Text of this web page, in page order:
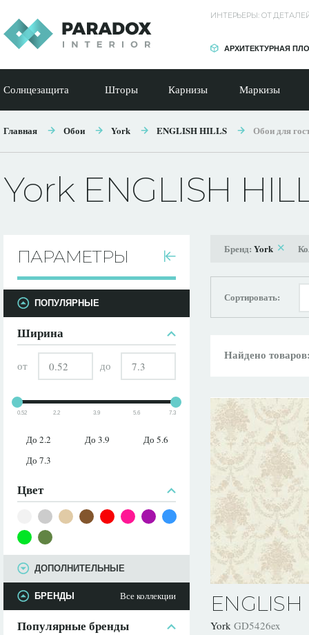
ИНТЕРЬЕРЫ: ОТ
АРХИТЕКТУРНАЯ
Солнцезащита Шторы Карнизы Маркизы
Главная Обои York ENGLISH HILLS Обои для
York ENGLISH
ПАРАМЕТРЫ
ПАРАМЕТРЫ
ПОПУЛЯРНЫЕ
Ширина
от до
0.52 2.2 3.9 5.6 7.3
До 2.2 До 3.9
До 5.6
До 7.3
Цвет
ДОПОЛНИТЕЛЬНЫЕ
БРЕНДЫ
Популярные бренды
Все коллекции
Бренд: York
Сортировать:
Найдено
ENGLISH
York GD5426ex